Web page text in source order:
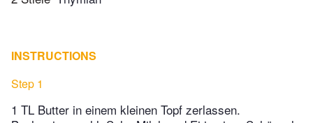
INSTRUCTIONS
Step 1
1 TL Butter in einem kleinen Topf zerlassen.